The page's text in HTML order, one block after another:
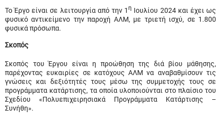
Το Έργο είναι σε λειτουργία από την 1η Ιουλίου 2024 και έχει ως
φυσικό αντικείμενο την παροχή ΑΛΜ, με τριετή ισχύ, σε 1.800
φυσικά πρόσωπα.
Σκοπός
Σκοπός του Έργου είναι η προώθηση της διά βίου μάθησης,
παρέχοντας ευκαιρίες σε κατόχους ΑΛΜ να αναβαθμίσουν τις
γνώσεις και δεξιότητές τους μέσω της συμμετοχής τους σε
προγράμματα κατάρτισης, τα οποία υλοποιούνται στο πλαίσιο του
Σχεδίου «Πολυεπιχειρησιακά Προγράμματα Κατάρτισης –
Συνήθη».